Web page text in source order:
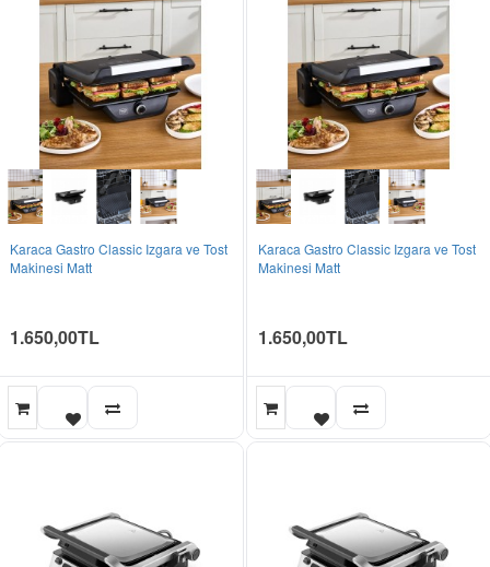
Karaca Gastro Classic Izgara ve Tost
Makinesi Matt
1.650,00TL
Karaca Gastro Classic Izgara ve Tost
Makinesi Matt
1.650,00TL